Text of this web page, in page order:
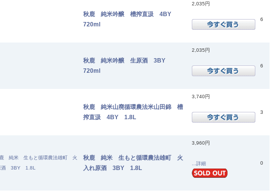
秋鹿 純米吟醸 槽搾直汲 4BY
720ml
2,035円
6
秋鹿 純米吟醸 生原酒 3BY
720ml
2,035円
6
秋鹿 純米山廃循環農法米山田錦 槽
搾直汲 4BY 1.8L
3,740円
3
秋鹿 純米 生もと循環農法雄町 火
入れ原酒 3BY 1.8L
3,960円
...詳細 0